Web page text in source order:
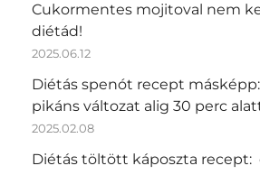
Cukormentes mojitoval nem
diétád!
2025.06.12
Diétás spenót recept
pikáns változat alig 30 perc
2025.02.08
Diétás töltött káposzta recept: